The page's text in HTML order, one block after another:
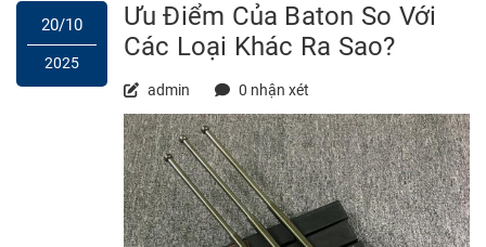
20/10
2025
Ưu Điểm Của Baton So Với
Các Loại Khác Ra Sao?
admin 0 nhận xét